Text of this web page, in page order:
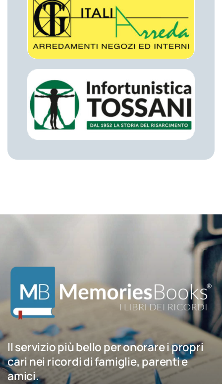
Il servizio più bello per onorare i propri
cari nei ricordi di famiglie, parenti e
amici.